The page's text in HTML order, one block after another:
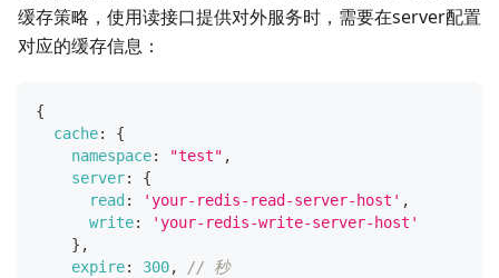
缓存策略，使用读接口提供对外服务时，需要在server配置
对应的缓存信息：
{
cache:
{
namespace: "test" ,
server:
{
read : 'your-redis-read-server-host' ,
write:
'your-redis-write-server-host'
} ,
expire: 300,
// 秒